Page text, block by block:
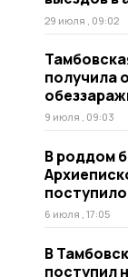
29 июля , 09:02
получила
9 июля , 09:03
В роддом
6 июля , 17:05
В
поступил